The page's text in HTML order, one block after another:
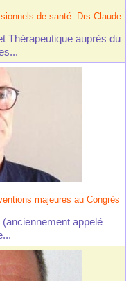
de santé. Drs Claude
Thérapeutique auprès du
majeures au Congrès
appelé